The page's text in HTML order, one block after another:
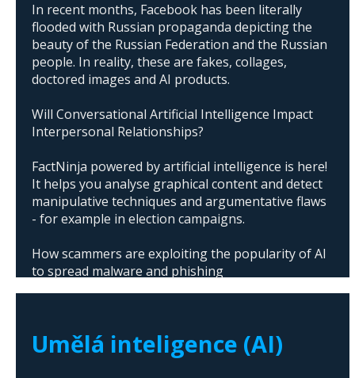
In recent months, Facebook has been literally
flooded with Russian propaganda depicting the
beauty of the Russian Federation and the Russian
people. In reality, these are fakes, collages,
doctored images and AI products.
Will Conversational Artificial Intelligence Impact
Interpersonal Relationships?
FactNinja powered by artificial intelligence is here!
It helps you analyse graphical content and detect
manipulative techniques and argumentative flaws
- for example in election campaigns.
How scammers are exploiting the popularity of AI
to spread malware and phishing
Umělá inteligence (AI)